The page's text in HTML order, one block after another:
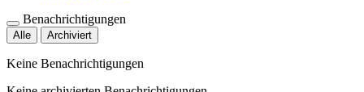
Benachrichtigungen
Alle Archiviert
Keine Benachrichtigungen